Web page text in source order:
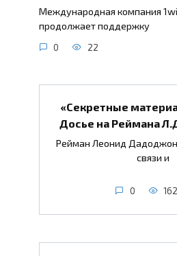
Международная компания
продолжает поддержку
0 22
«Секретные
Досье на Реймана
Рейман Леонид
связи и
0 162